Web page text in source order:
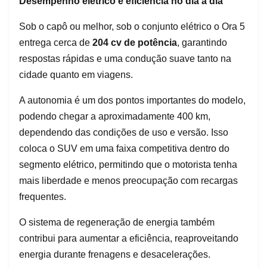
Sob o capô ou melhor, sob o conjunto elétrico o Ora 5
entrega cerca de 204 cv de potência, garantindo
respostas rápidas e uma condução suave tanto na
cidade quanto em viagens.
A autonomia é um dos pontos importantes do modelo,
podendo chegar a aproximadamente 400 km,
dependendo das condições de uso e versão. Isso
coloca o SUV em uma faixa competitiva dentro do
segmento elétrico, permitindo que o motorista tenha
mais liberdade e menos preocupação com recargas
frequentes.
O sistema de regeneração de energia também
contribui para aumentar a eficiência, reaproveitando
energia durante frenagens e desacelerações.